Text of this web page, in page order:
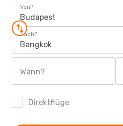
Von?
Budapest
Nach?
Bangkok
Wann?
Direktflüge